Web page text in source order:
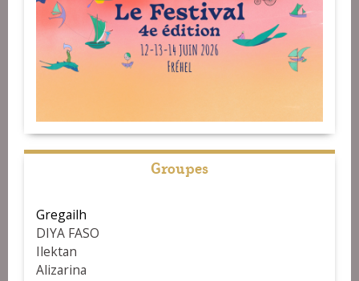
Groupes
Gregailh
DIYA FASO
Ilektan
Alizarina